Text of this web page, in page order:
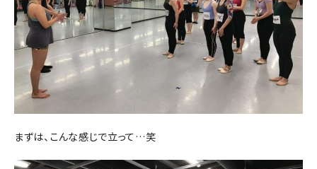
まずは、こんな感じで立って…笑